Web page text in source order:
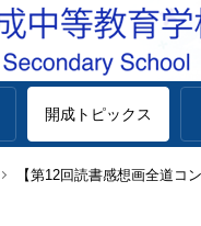
開成トピックス
【第12回読書感想画全道コ